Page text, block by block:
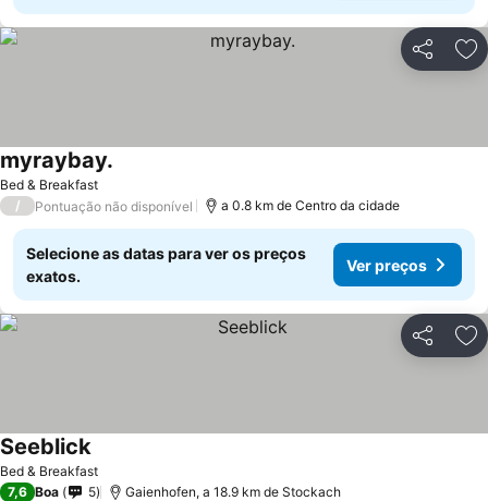
Partilhar
Bed & Breakfast
myraybay.
/ Pontuação não disponível a 0.8 km de Centro da cidade
Selecione as datas para ver os preços
exatos.
Ver preços
Partilhar
Bed & Breakfast
SeeblickVer preços
7,6 Boa 5 Gaienhofen, a 18.9 km de Stockach